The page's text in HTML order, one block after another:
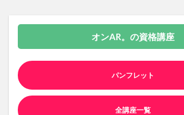
オンAR。の資格講座
パンフレット
全講座一覧